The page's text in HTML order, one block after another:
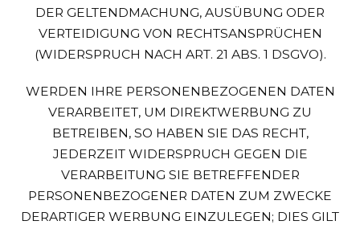
DER GELTENDMACHUNG, AUSÜBUNG ODER
VERTEIDIGUNG VON RECHTSANSPRÜCHEN
(WIDERSPRUCH NACH ART. 21 ABS. 1 DSGVO).
WERDEN IHRE PERSONENBEZOGENEN DATEN
VERARBEITET, UM DIREKTWERBUNG ZU
BETREIBEN, SO HABEN SIE DAS RECHT,
JEDERZEIT WIDERSPRUCH GEGEN DIE
VERARBEITUNG SIE BETREFFENDER
PERSONENBEZOGENER DATEN ZUM ZWECKE
DERARTIGER WERBUNG EINZULEGEN; DIES GILT